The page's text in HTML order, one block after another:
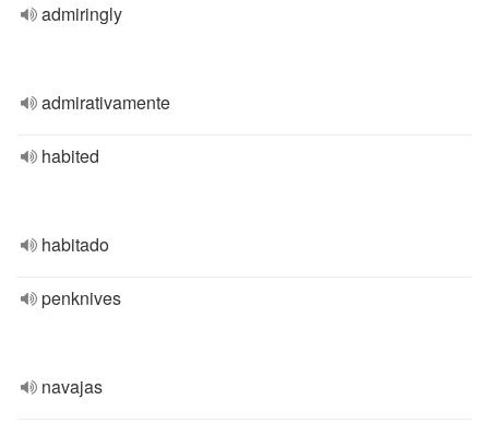
admiringly
admirativamente
habited
habitado
penknives
navajas